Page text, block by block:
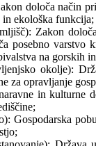
določa način
in ekološka funkcija;
Zakon
posebno varstvo
na gorskih
okolje):
za opravljanje
in kulturne
Gospodarska